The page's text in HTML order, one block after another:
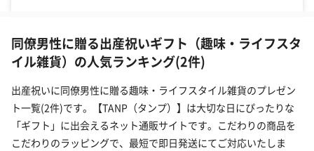
同僚男性に贈る出産祝いギフト（趣味・ライフスタ
イル雑貨）の人気ランキング(2件)
出産祝いに同僚男性に贈る趣味・ライフスタイル雑貨のプレゼン
ト一覧(2件)です。【TANP（タンプ）】は大切な日にぴったりな
「ギフト」に出会えるネット通販サイトです。こだわりの商品を
こだわりのラッピングで、最短で即日発送にてご対応いたしま